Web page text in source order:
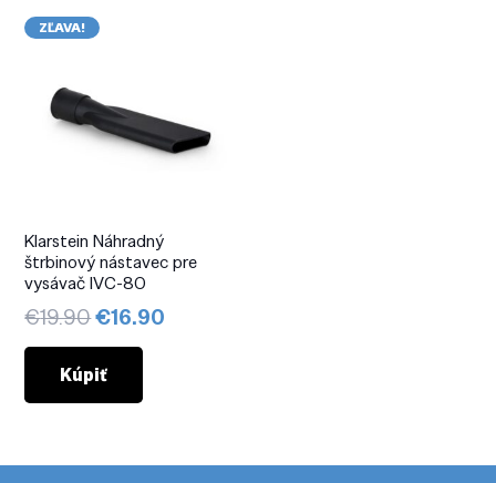
ZĽAVA!
Klarstein Náhradný
štrbinový nástavec pre
vysávač IVC-80
€19.90Pôvodná
cena
bola:
€19.90.
€16.90
Kúpiť